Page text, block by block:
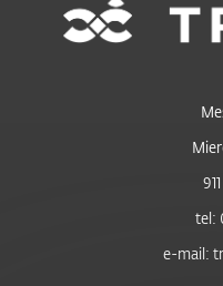
tel:
e-mail: